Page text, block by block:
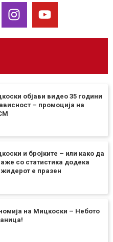
објави видео 35 години
– промоција на
и бројките – или како да
со статистика додека
е празен
на Мицкоски – Небото